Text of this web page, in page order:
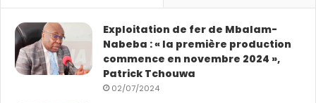
Exploitation de fer de Mbalam-
Nabeba : « la première production
commence en novembre 2024 »,
Patrick Tchouwa
02/07/2024